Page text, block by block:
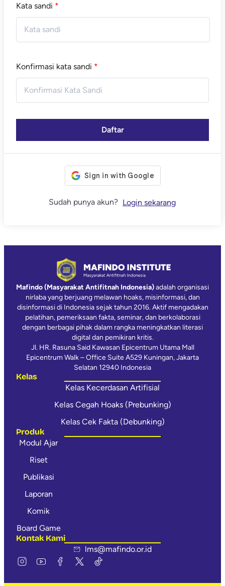
Kata sandi *
Konfirmasi kata sandi *
Daftar
Sudah punya akun? Login sekarang
Mafindo (Masyarakat Antifitnah Indonesia)adalah organisasi
nirlaba yang berjuang melawan hoaks, misinformasi, dan
disinformasi di Indonesia sejak tahun 2016. Aktif mengadakan
pelatihan, pemeriksaan fakta, seminar, dan berkolaborasi
dengan berbagai pihak dalam rangka meningkatkan literasi
digital dan pemikiran kritis.
Jl. HR. Rasuna Said Kawasan Epicentrum Utama Mall
Epicentrum Walk – Office Suite A529 Kuningan, Jakarta
Selatan 12940 Indonesia
Kelas
Kelas Kecerdasan Artifisial
Kelas Cegah Hoaks (Prebunking)
Kelas Cek Fakta (Debunking)
Produk
Modul Ajar
Riset
Publikasi
Laporan
Komik
Board Game
Kontak Kami
lms@mafindo.or.id